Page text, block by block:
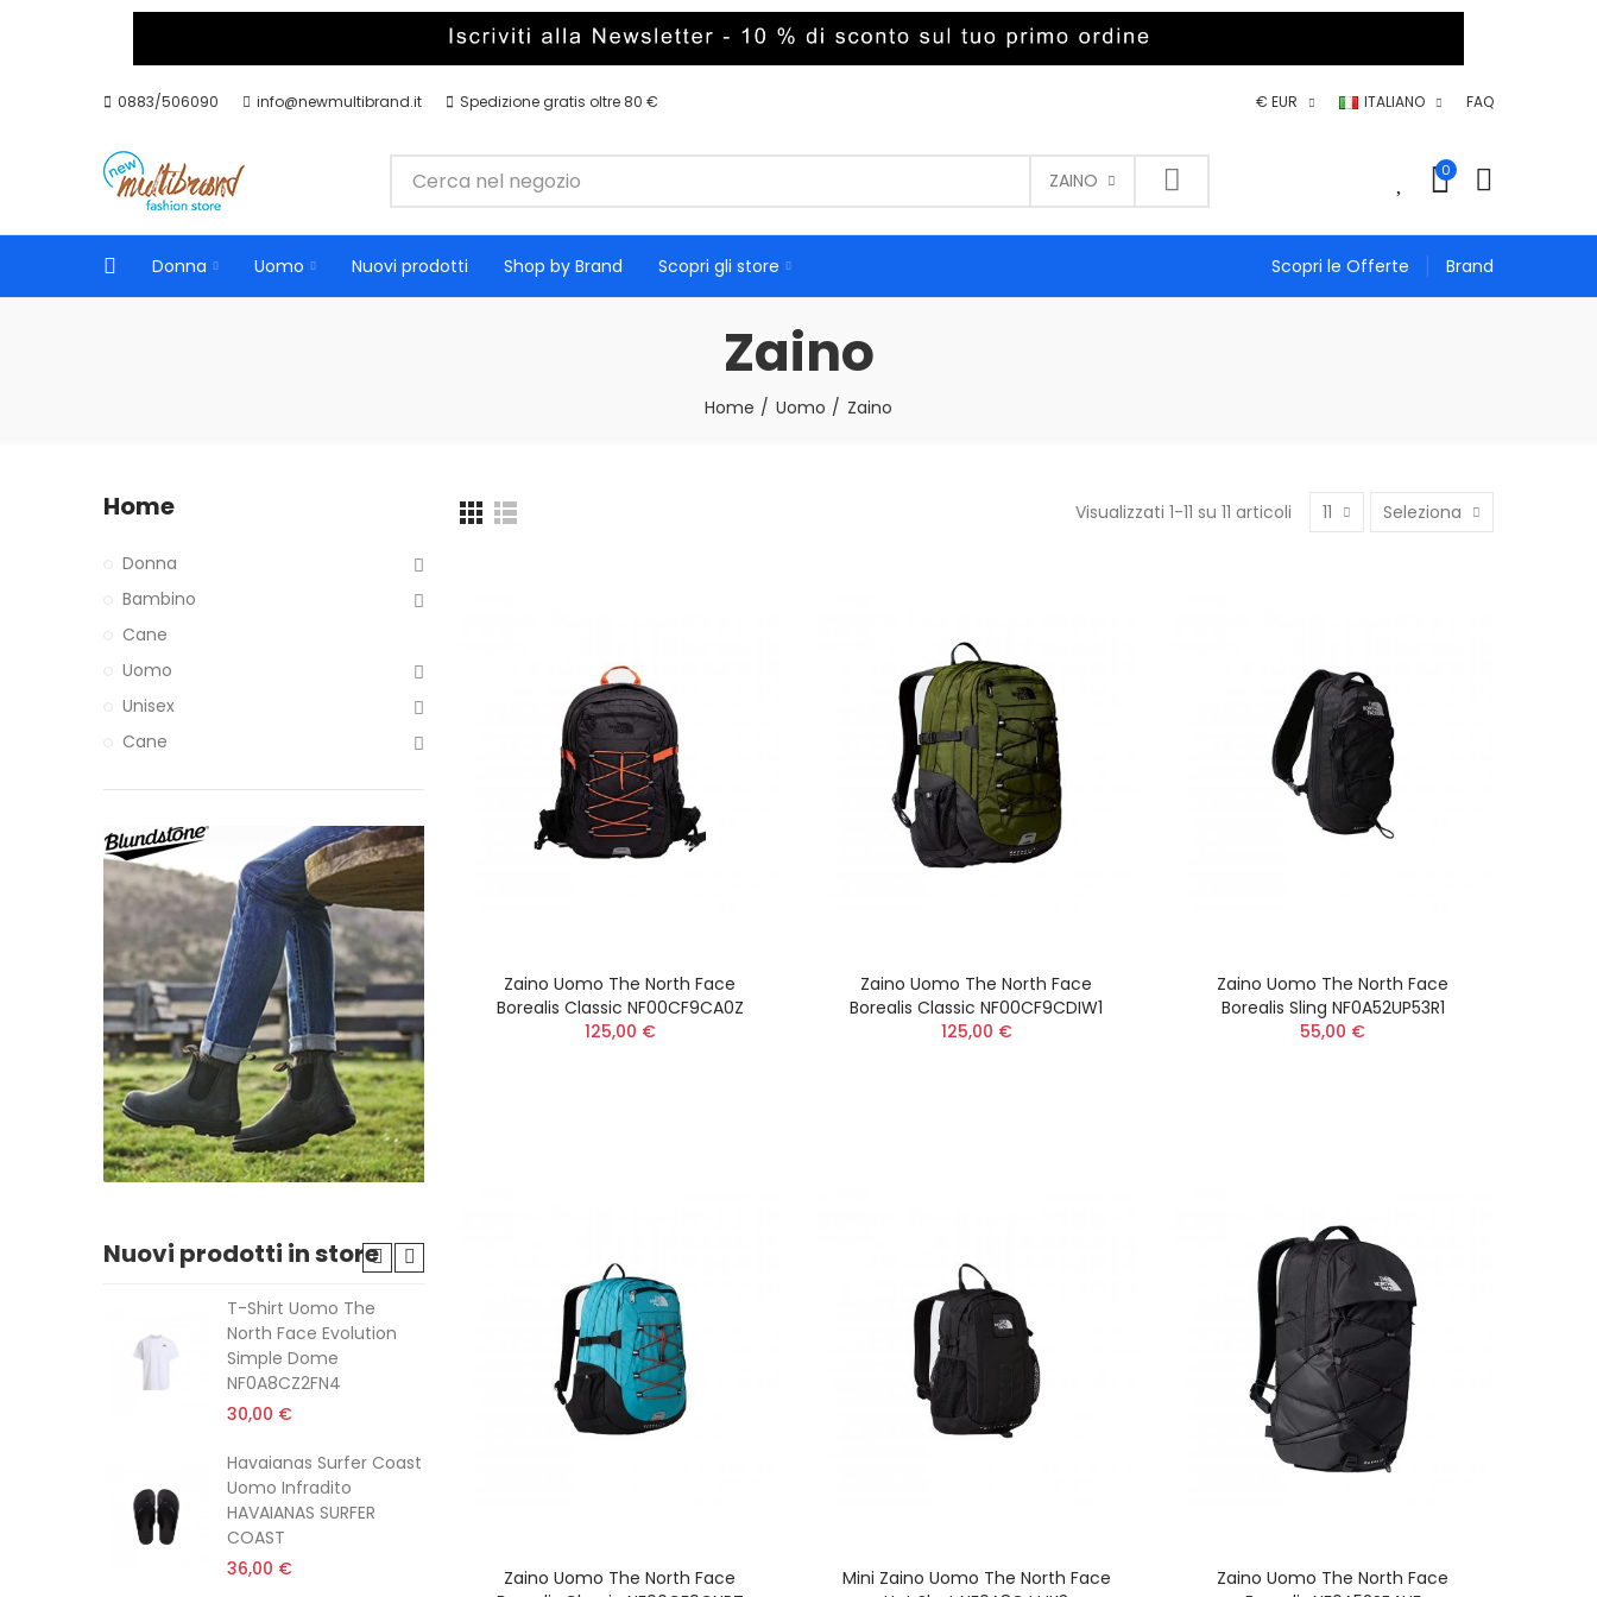
0883/506090 info@newmultibrand.it Spedizione gratis oltre 80 € € EUR ITALIANO FAQ
ZAINO 0
Donna Uomo Nuovi prodotti Shop by Brand Scopri gli store Scopri le Offerte Brand
Zaino
Home Uomo Zaino
Visualizzati 1-11 su 11 articoli 11 Seleziona
Zaino Uomo The North Face
Borealis Classic NF00CF9CA0Z
125,00 €
Zaino Uomo The North Face
Borealis Classic NF00CF9CDIW1
125,00 €
Zaino Uomo The North Face
Borealis Sling NF0A52UP53R1
55,00 €
Zaino Uomo The North Face
Mini Zaino Uomo The North Face
Zaino Uomo The North Face
Home
Donna
Bambino
Cane
Uomo
Unisex
Cane
Nuovi prodotti in store
T-Shirt Uomo The
North Face Evolution
Simple Dome
NF0A8CZ2FN4
30,00 €
Havaianas Surfer Coast
Uomo Infradito
HAVAIANAS SURFER
COAST
36,00 €
Havaianas Brasil Logo
Infradito Uomo
HAVAIANAS BRASIL LOGO
30,00 €
30,00 €
T-Shirt Uomo The
North Face Evolution
Simple Dome
NF0A8CZ2FN4
30,00 €
36,00 €